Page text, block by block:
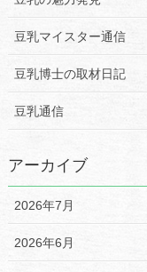
豆乳マイスター通信
豆乳博士の取材日記
豆乳通信
アーカイブ
2026年7月
2026年6月